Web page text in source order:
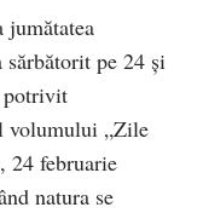
jumătatea
pe 24 şi
potrivit
volumului „Zile
24 februarie
natura se